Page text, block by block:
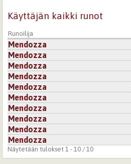
Käyttäjän kaikki runot
Runoilija
Mendozza
Mendozza
Mendozza
Mendozza
Mendozza
Mendozza
Mendozza
Mendozza
Mendozza
Mendozza
Näytetään tulokset 1 - 10 / 10